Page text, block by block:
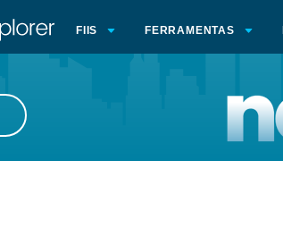
FIIS FERRAMENTAS